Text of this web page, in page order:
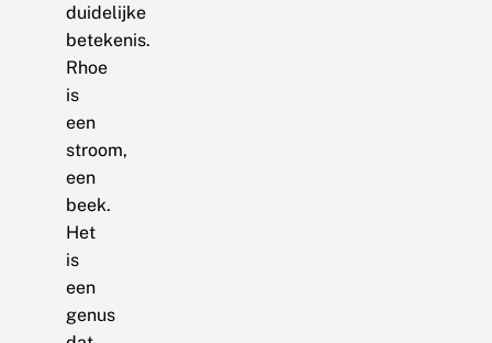
duidelijke
betekenis.
Rhoe
is
een
stroom,
een
beek.
Het
is
een
genus